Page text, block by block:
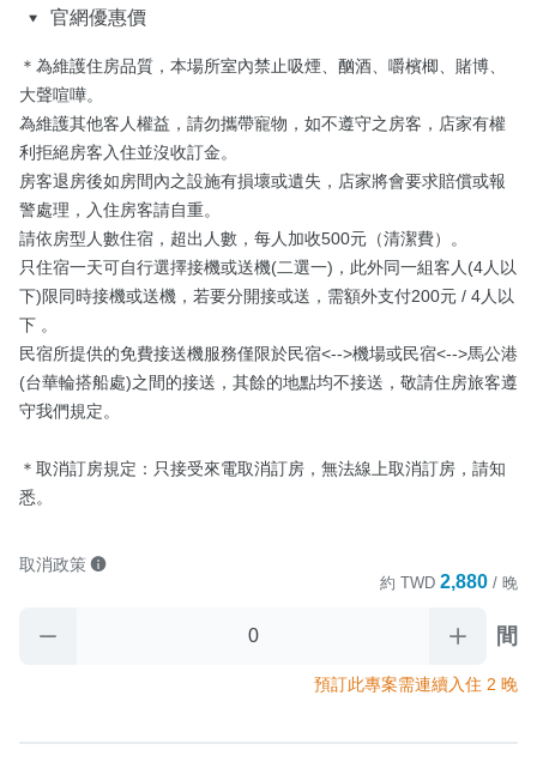
官網優惠價
＊為維護住房品質，本場所室內禁止吸煙、酗酒、嚼檳楖、賭博、
大聲喧嘩。
為維護其他客人權益，請勿攜帶寵物，如不遵守之房客，店家有權
利拒絕房客入住並沒收訂金。
房客退房後如房間內之設施有損壞或遺失，店家將會要求賠償或報
警處理，入住房客請自重。
請依房型人數住宿，超出人數，每人加收500元（清潔費）。
只住宿一天可自行選擇接機或送機(二選一)，此外同一組客人(4人以
下)限同時接機或送機，若要分開接或送，需額外支付200元 / 4人以
下 。
民宿所提供的免費接送機服務僅限於民宿<-->機場或民宿<-->馬公港
(台華輪搭船處)之間的接送，其餘的地點均不接送，敬請住房旅客遵
守我們規定。
＊取消訂房規定：只接受來電取消訂房，無法線上取消訂房，請知
悉。
取消政策
約 TWD 2,880 / 晚
間
預訂此專案需連續入住 2 晚